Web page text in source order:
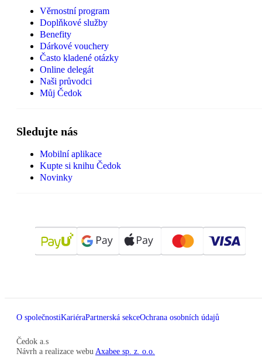
Věrnostní program
Doplňkové služby
Benefity
Dárkové vouchery
Často kladené otázky
Online delegát
Naši průvodci
Můj Čedok
Sledujte nás
Mobilní aplikace
Kupte si knihu Čedok
Novinky
O společnostiKariéraPartnerská sekceOchrana osobních údajů
Čedok a.s
Návrh a realizace webu Axabee sp. z. o.o.